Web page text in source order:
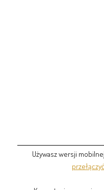
Używasz wersji